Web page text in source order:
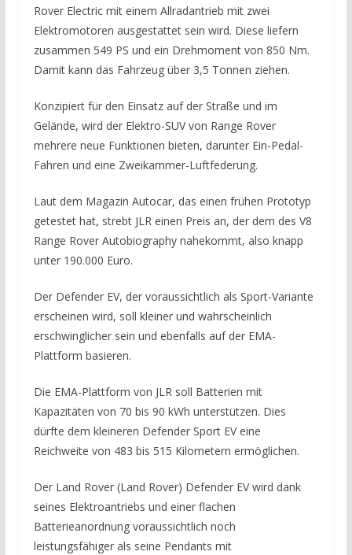
Rover Electric mit einem Allradantrieb mit zwei
Elektromotoren ausgestattet sein wird. Diese liefern
zusammen 549 PS und ein Drehmoment von 850 Nm.
Damit kann das Fahrzeug über 3,5 Tonnen ziehen.
Konzipiert für den Einsatz auf der Straße und im
Gelände, wird der Elektro-SUV von Range Rover
mehrere neue Funktionen bieten, darunter Ein-Pedal-
Fahren und eine Zweikammer-Luftfederung.
Laut dem Magazin Autocar, das einen frühen Prototyp
getestet hat, strebt JLR einen Preis an, der dem des V8
Range Rover Autobiography nahekommt, also knapp
unter 190.000 Euro.
Der Defender EV, der voraussichtlich als Sport-Variante
erscheinen wird, soll kleiner und wahrscheinlich
erschwinglicher sein und ebenfalls auf der EMA-
Plattform basieren.
Die EMA-Plattform von JLR soll Batterien mit
Kapazitäten von 70 bis 90 kWh unterstützen. Dies
dürfte dem kleineren Defender Sport EV eine
Reichweite von 483 bis 515 Kilometern ermöglichen.
Der Land Rover (Land Rover) Defender EV wird dank
seines Elektroantriebs und einer flachen
Batterieanordnung voraussichtlich noch
leistungsfähiger als seine Pendants mit